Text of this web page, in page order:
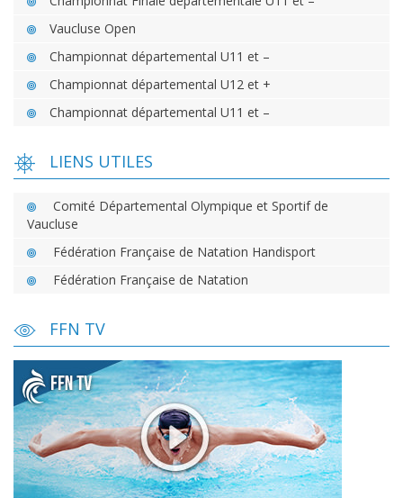
Vaucluse Open
Championnat départemental U11 et –
Championnat départemental U12 et +
Championnat départemental U11 et –
LIENS UTILES
Comité Départemental Olympique et Sportif de
Vaucluse
Fédération Française de Natation Handisport
Fédération Française de Natation
FFN TV